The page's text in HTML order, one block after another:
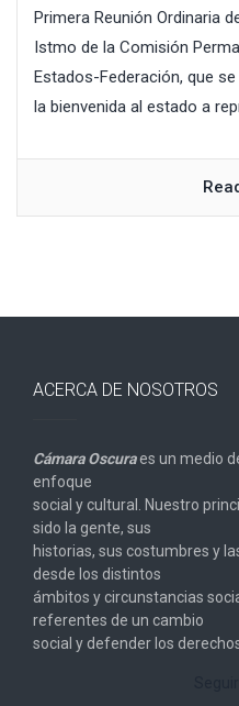
Primera Reunión Ordinaria
Istmo de la Comisión
Estados-Federación, que
la bienvenida al estado a
ACERCA DE NOSOTROS
Cámara Oscuraes un medio
enfoque
social y cultural. Nuestro
sido la gente, sus
historias, sus costumbres y
desde los distintos
ámbitos y circunstancias
referentes de un cambio
social y defender los